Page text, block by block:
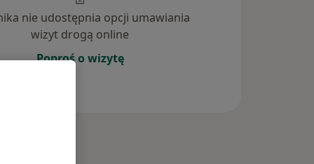
(7)
nie udostępnia opcji umawiania
wizyt drogą online
Poproś o wizytę